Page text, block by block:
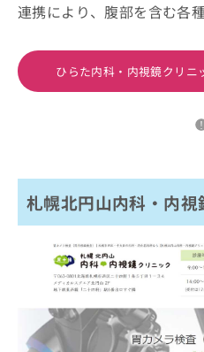
連携により、腹部を含む各
ひらた内科・内視鏡クリニ
札幌北円山内科・内視